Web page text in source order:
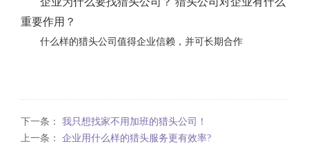
重要作用？
什么样的猎头公司值得企业信赖，并可长期合作
下一条： 我只想找家不用加班的猎头公司！
上一条： 企业用什么样的猎头服务更有效率?